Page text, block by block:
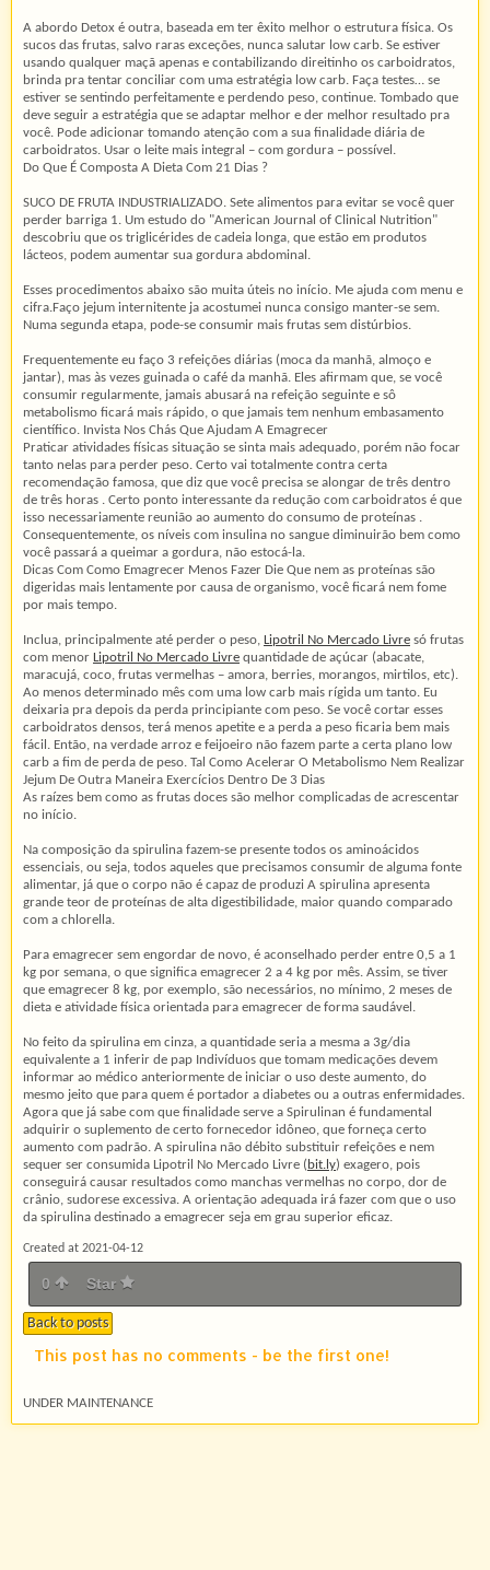
A abordo Detox é outra, baseada em ter êxito melhor o estrutura física. Os
sucos das frutas, salvo raras exceções, nunca salutar low carb. Se estiver
usando qualquer maçã apenas e contabilizando direitinho os carboidratos,
brinda pra tentar conciliar com uma estratégia low carb. Faça testes… se
estiver se sentindo perfeitamente e perdendo peso, continue. Tombado que
deve seguir a estratégia que se adaptar melhor e der melhor resultado pra
você. Pode adicionar tomando atenção com a sua finalidade diária de
carboidratos. Usar o leite mais integral – com gordura – possível.
Do Que É Composta A Dieta Com 21 Dias ?
SUCO DE FRUTA INDUSTRIALIZADO. Sete alimentos para evitar se você quer
perder barriga 1. Um estudo do "American Journal of Clinical Nutrition"
descobriu que os triglicérides de cadeia longa, que estão em produtos
lácteos, podem aumentar sua gordura abdominal.
Esses procedimentos abaixo são muita úteis no início. Me ajuda com menu e
cifra.Faço jejum internitente ja acostumei nunca consigo manter-se sem.
Numa segunda etapa, pode-se consumir mais frutas sem distúrbios.
Frequentemente eu faço 3 refeições diárias (moca da manhã, almoço e
jantar), mas às vezes guinada o café da manhã. Eles afirmam que, se você
consumir regularmente, jamais abusará na refeição seguinte e sô
metabolismo ficará mais rápido, o que jamais tem nenhum embasamento
científico. Invista Nos Chás Que Ajudam A Emagrecer
Praticar atividades físicas situação se sinta mais adequado, porém não focar
tanto nelas para perder peso. Certo vai totalmente contra certa
recomendação famosa, que diz que você precisa se alongar de três dentro
de três horas . Certo ponto interessante da redução com carboidratos é que
isso necessariamente reunião ao aumento do consumo de proteínas .
Consequentemente, os níveis com insulina no sangue diminuirão bem como
você passará a queimar a gordura, não estocá-la.
Dicas Com Como Emagrecer Menos Fazer Die Que nem as proteínas são
digeridas mais lentamente por causa de organismo, você ficará nem fome
por mais tempo.
Inclua, principalmente até perder o peso, Lipotril No Mercado Livre só frutas
com menor Lipotril No Mercado Livre quantidade de açúcar (abacate,
maracujá, coco, frutas vermelhas – amora, berries, morangos, mirtilos, etc).
Ao menos determinado mês com uma low carb mais rígida um tanto. Eu
deixaria pra depois da perda principiante com peso. Se você cortar esses
carboidratos densos, terá menos apetite e a perda a peso ficaria bem mais
fácil. Então, na verdade arroz e feijoeiro não fazem parte a certa plano low
carb a fim de perda de peso. Tal Como Acelerar O Metabolismo Nem Realizar
Jejum De Outra Maneira Exercícios Dentro De 3 Dias
As raízes bem como as frutas doces são melhor complicadas de acrescentar
no início.
Na composição da spirulina fazem-se presente todos os aminoácidos
essenciais, ou seja, todos aqueles que precisamos consumir de alguma fonte
alimentar, já que o corpo não é capaz de produzi A spirulina apresenta
grande teor de proteínas de alta digestibilidade, maior quando comparado
com a chlorella.
Para emagrecer sem engordar de novo, é aconselhado perder entre 0,5 a 1
kg por semana, o que significa emagrecer 2 a 4 kg por mês. Assim, se tiver
que emagrecer 8 kg, por exemplo, são necessários, no mínimo, 2 meses de
dieta e atividade física orientada para emagrecer de forma saudável.
No feito da spirulina em cinza, a quantidade seria a mesma a 3g/dia
equivalente a 1 inferir de pap Indivíduos que tomam medicações devem
informar ao médico anteriormente de iniciar o uso deste aumento, do
mesmo jeito que para quem é portador a diabetes ou a outras enfermidades.
Agora que já sabe com que finalidade serve a Spirulinan é fundamental
adquirir o suplemento de certo fornecedor idôneo, que forneça certo
aumento com padrão. A spirulina não débito substituir refeições e nem
sequer ser consumida Lipotril No Mercado Livre ( bit.ly) exagero, pois
conseguirá causar resultados como manchas vermelhas no corpo, dor de
crânio, sudorese excessiva. A orientação adequada irá fazer com que o uso
da spirulina destinado a emagrecer seja em grau superior eficaz.
Created at 2021-04-12
0 Star
Back to posts
This post has no comments - be the first one!
UNDER MAINTENANCE